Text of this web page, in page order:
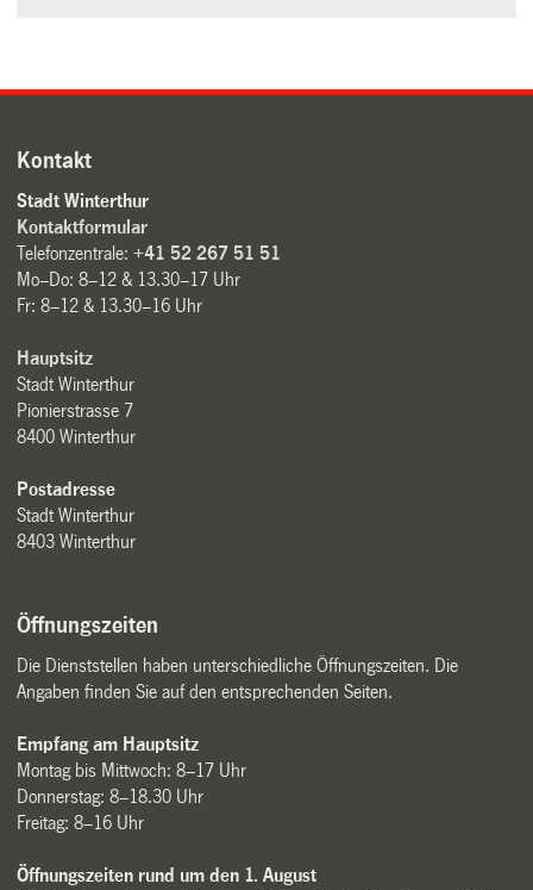
Kontakt
Stadt Winterthur
Kontaktformular
Telefonzentrale:+41 52 267 51 51
Mo–Do: 8–12 & 13.30–17 Uhr
Fr: 8–12 & 13.30–16 Uhr
Hauptsitz
Stadt Winterthur
Pionierstrasse 7
8400 Winterthur
Postadresse
Stadt Winterthur
8403 Winterthur
Öffnungszeiten
Die Dienststellen haben unterschiedliche Öffnungszeiten. Die
Angaben finden Sie auf den entsprechenden Seiten.
Empfang am Hauptsitz
Montag bis Mittwoch: 8–17 Uhr
Donnerstag: 8–18.30 Uhr
Freitag: 8–16 Uhr
Öffnungszeiten rund um den 1. August